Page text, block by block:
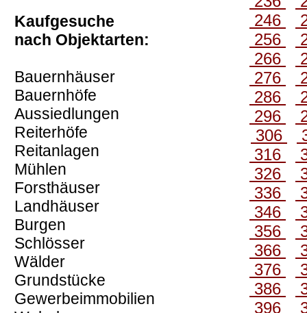
Kaufgesuche
nach Objektarten:
Bauernhäuser
Bauernhöfe
Aussiedlungen
Reiterhöfe
Reitanlagen
Mühlen
Forsthäuser
Landhäuser
Burgen
Schlösser
Wälder
Grundstücke
Gewerbeimmobilien
246
256
266
276
286
296
306
316
326
336
346
356
366
376
386
396